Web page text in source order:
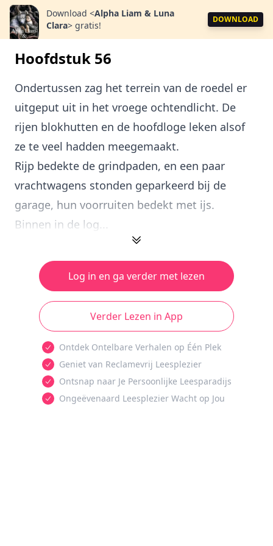
Download <Alpha Liam & Luna
Clara> gratis!
DOWNLOAD
Hoofdstuk 56
Ondertussen zag het terrein van de roedel er
uitgeput uit in het vroege ochtendlicht. De
rijen blokhutten en de hoofdloge leken alsof
ze te veel hadden meegemaakt.
Rijp bedekte de grindpaden, en een paar
vrachtwagens stonden geparkeerd bij de
garage, hun voorruiten bedekt met ijs.
Binnen in de log...
Log in en ga verder met lezen
Verder Lezen in App
Ontdek Ontelbare Verhalen op Één Plek
Geniet van Reclamevrij Leesplezier
Ontsnap naar Je Persoonlijke Leesparadijs
Ongeëvenaard Leesplezier Wacht op Jou